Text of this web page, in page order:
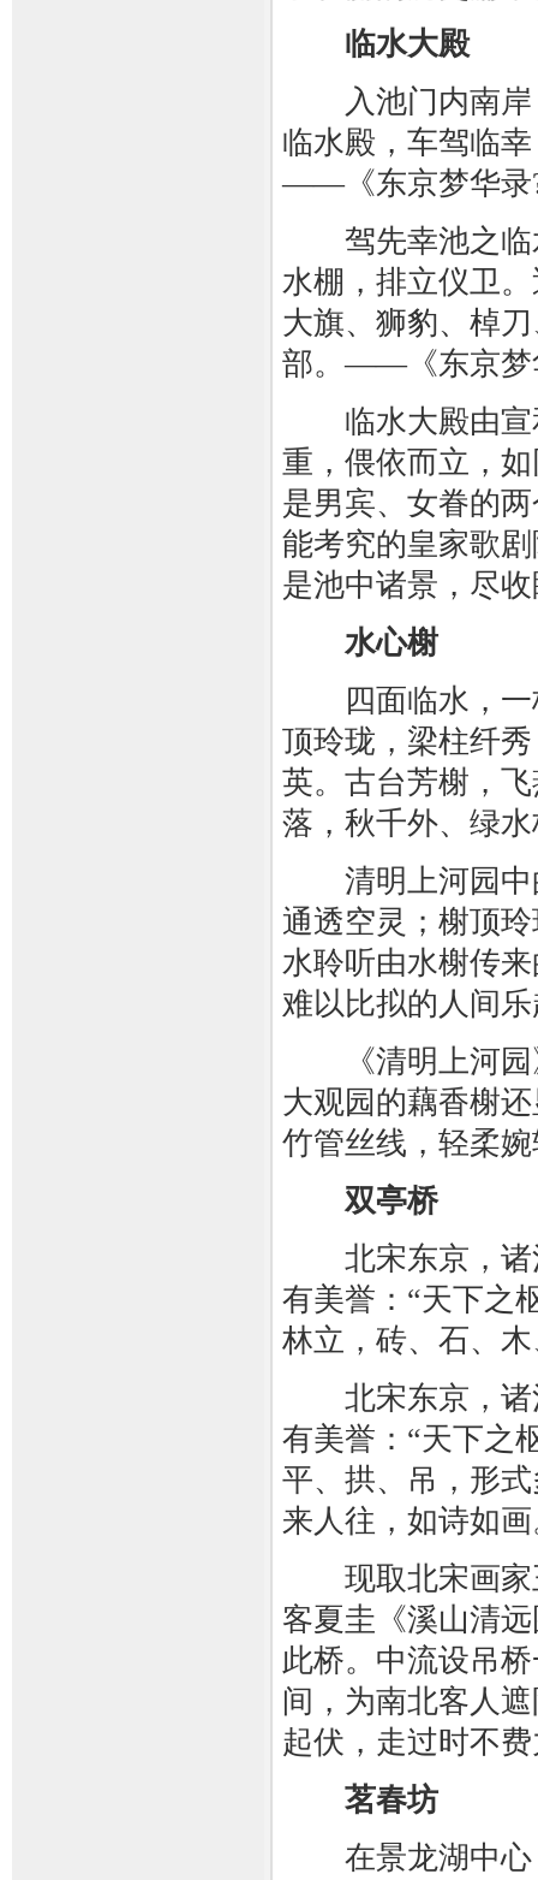
临水大殿
入池门内南岸
临水殿，车驾临
——《东京梦华录
驾先幸池之临
水棚，排立仪卫
大旗、狮豹、棹
部。——《东京梦
临水大殿由宣
重，偎依而立，
是男宾、女眷的
能考究的皇家歌
是池中诸景，尽
水心榭
四面临水，一
顶玲珑，梁柱纤
英。古台芳榭，
落，秋千外、绿
清明上河园中
通透空灵；榭顶
水聆听由水榭传
难以比拟的人间
《清明上河园
大观园的藕香榭
竹管丝线，轻柔
双亭桥
北宋东京，诸
有美誉：“天下之
林立，砖、石、
北宋东京，诸
有美誉：“天下之
平、拱、吊，形
来人往，如诗如
现取北宋画家
客夏圭《溪山清
此桥。中流设吊
间，为南北客人
起伏，走过时不
茗春坊
在景龙湖中心